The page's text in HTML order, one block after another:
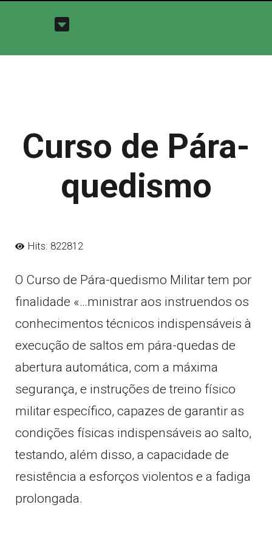
Curso de Pára-
quedismo
Hits: 822812
O Curso de Pára-quedismo Militar tem por
finalidade «…ministrar aos instruendos os
conhecimentos técnicos indispensáveis à
execução de saltos em pára-quedas de
abertura automática, com a máxima
segurança, e instruções de treino físico
militar específico, capazes de garantir as
condições físicas indispensáveis ao salto,
testando, além disso, a capacidade de
resistência a esforços violentos e a fadiga
prolongada.